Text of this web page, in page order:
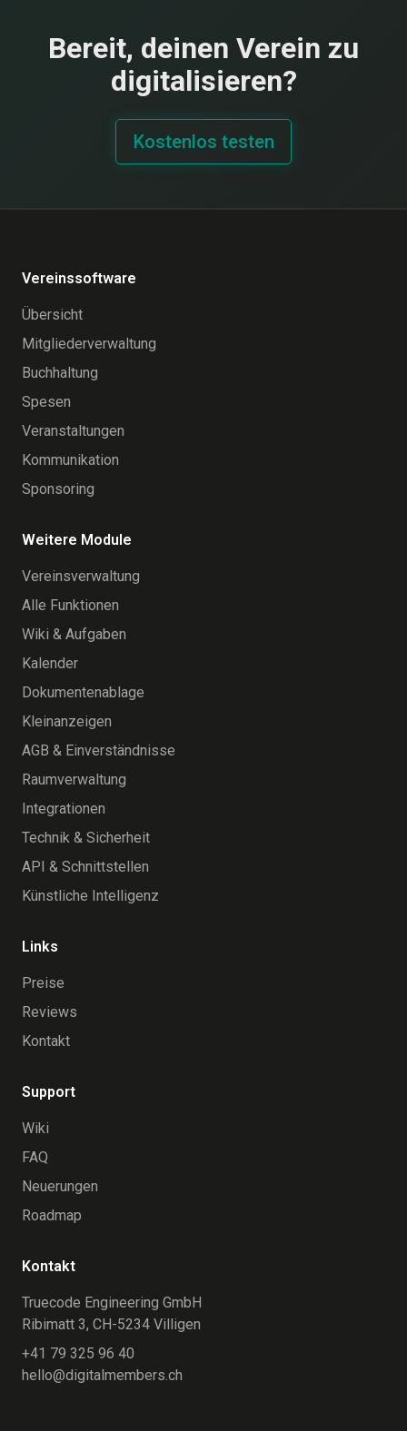
Bereit, deinen Verein zu
digitalisieren?
Kostenlos testen
Vereinssoftware
Übersicht
Mitgliederverwaltung
Buchhaltung
Spesen
Veranstaltungen
Kommunikation
Sponsoring
Weitere Module
Vereinsverwaltung
Alle Funktionen
Wiki & Aufgaben
Kalender
Dokumentenablage
Kleinanzeigen
AGB & Einverständnisse
Raumverwaltung
Integrationen
Technik & Sicherheit
API & Schnittstellen
Künstliche Intelligenz
Links
Preise
Reviews
Kontakt
Support
Wiki
FAQ
Neuerungen
Roadmap
Kontakt
Truecode Engineering GmbH
Ribimatt 3, CH-5234 Villigen
+41 79 325 96 40
hello@digitalmembers.ch